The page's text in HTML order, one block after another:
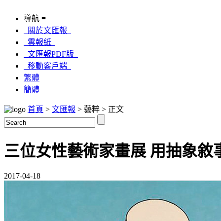
導航 ≡
關於文匯報
雲報紙
文匯報PDF版
移動客戶端
繁體
簡體
首頁 > 文匯報 > 藝粹 > 正文
三位女性藝術家畫展 用抽象敘
2017-04-18